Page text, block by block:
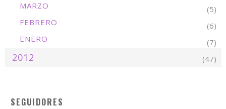
MARZO
(5)
FEBRERO
(6)
ENERO
(7)
2012 (47)
SEGUIDORES